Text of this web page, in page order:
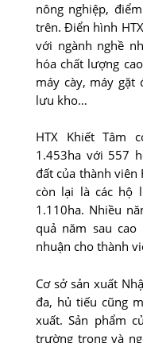
nông nghiệp,
trên. Ðiển hình
với ngành nghề
hóa chất lượng
máy cày, máy gặt
lưu kho…
HTX Khiết Tâm
1.453ha với 557
đất của thành viên
còn lại là các hộ
1.110ha. Nhiều
quả năm sau
nhuận cho thành
Cơ sở sản xuất
đa, hủ tiếu cũng
xuất. Sản phẩm
trường trong và